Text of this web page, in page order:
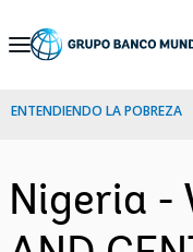
Skip
Navigation
ENTENDIENDO LA POBREZA
Nigeria -